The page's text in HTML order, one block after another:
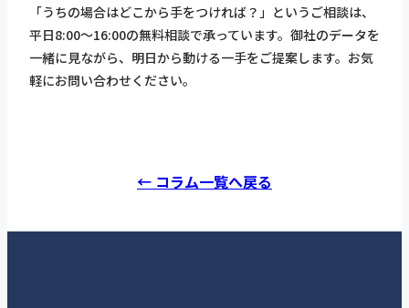
「うちの場合はどこから手をつければ？」というご相談は、
平日8:00〜16:00の無料相談で承っています。御社のデータを
一緒に見ながら、明日から動ける一手をご提案します。お気
軽にお問い合わせください。
← コラム一覧へ戻る